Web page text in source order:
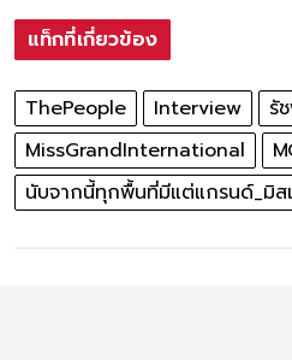
แท็กที่เกี่ยวข้อง
ThePeople Interview
รั
MissGrandInternational
นับจากนี้ทุกพื้นที่มีแต่แกรนด์_มิ